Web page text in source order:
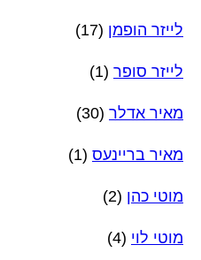
לייזר הופמן (17)
לייזר סופר (1)
מאיר אדלר (30)
מאיר בריינעס (1)
מוטי כהן (2)
מוטי לוי (4)